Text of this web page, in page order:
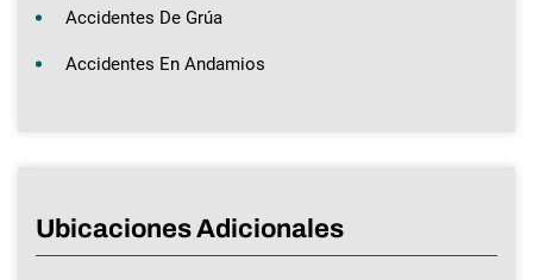
Accidentes De Grúa
Accidentes En Andamios
Ubicaciones Adicionales